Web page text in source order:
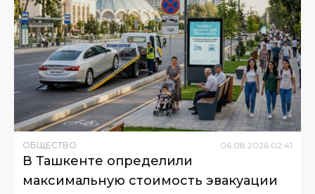
ОБЩЕСТВО 06 08 2026 02:41
В Ташкенте определили
максимальную стоимость эвакуации